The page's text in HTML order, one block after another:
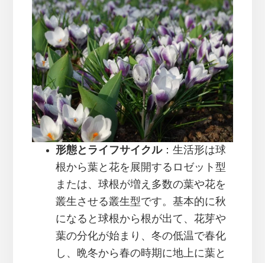
形態とライフサイクル：生活形は球
根から葉と花を展開するロゼット型
または、球根が増え多数の葉や花を
叢生させる叢生型です。基本的に秋
になると球根から根が出て、花芽や
葉の分化が始まり、冬の低温で春化
し、晩冬から春の時期に地上に葉と